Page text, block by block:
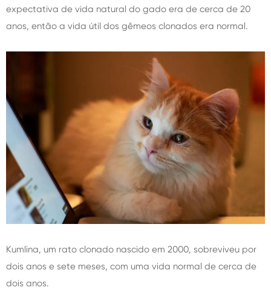
expectativa de vida natural do gado era de cerca de 20
anos, então a vida útil dos gêmeos clonados era normal.
Kumlina, um rato clonado nascido em 2000, sobreviveu por
dois anos e sete meses, com uma vida normal de cerca de
dois anos.